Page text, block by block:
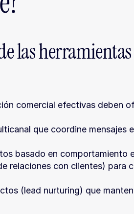
las
comercial efectivas deben
que coordine mensajes
basado en comportamiento
relaciones con clientes) para
(lead nurturing) que